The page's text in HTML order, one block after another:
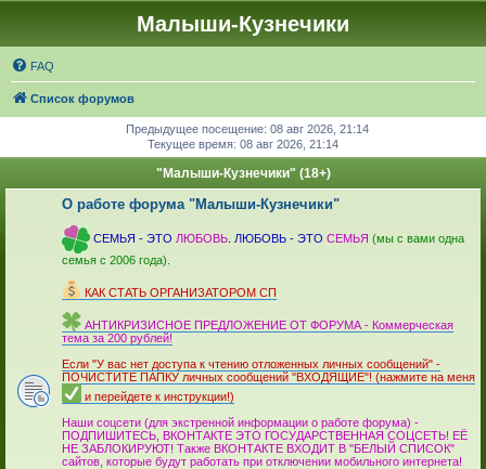
Малыши-Кузнечики
FAQ
Список форумов
Предыдущее посещение: 08 авг 2026, 21:14
Текущее время: 08 авг 2026, 21:14
"Малыши-Кузнечики" (18+)
О работе форума "Малыши-Кузнечики"
СЕМЬЯ - ЭТО ЛЮБОВЬ ЛЮБОВЬ - ЭТО СЕМЬЯ (мы с вами одна
семья с 2006 года).
КАК СТАТЬ ОРГАНИЗАТОРОМ СП
АНТИКРИЗИСНОЕ ПРЕДЛОЖЕНИЕ ОТ ФОРУМА - Коммерческая
тема за 200 рублей!
Если "У вас нет доступа к чтению отложенных личных сообщений" -
ПОЧИСТИТЕ ПАПКУ личных сообщений "ВХОДЯЩИЕ"! (нажмите на меня
и перейдете к инструкции!)
Наши соцсети (для экстренной информации о работе форума) -
ПОДПИШИТЕСЬ, ВКОНТАКТЕ ЭТО ГОСУДАРСТВЕННАЯ СОЦСЕТЬ! ЕЁ
НЕ ЗАБЛОКИРУЮТ! Также ВКОНТАКТЕ ВХОДИТ В "БЕЛЫЙ СПИСОК"
сайтов, которые будут работать при отключении мобильного интер­нета!